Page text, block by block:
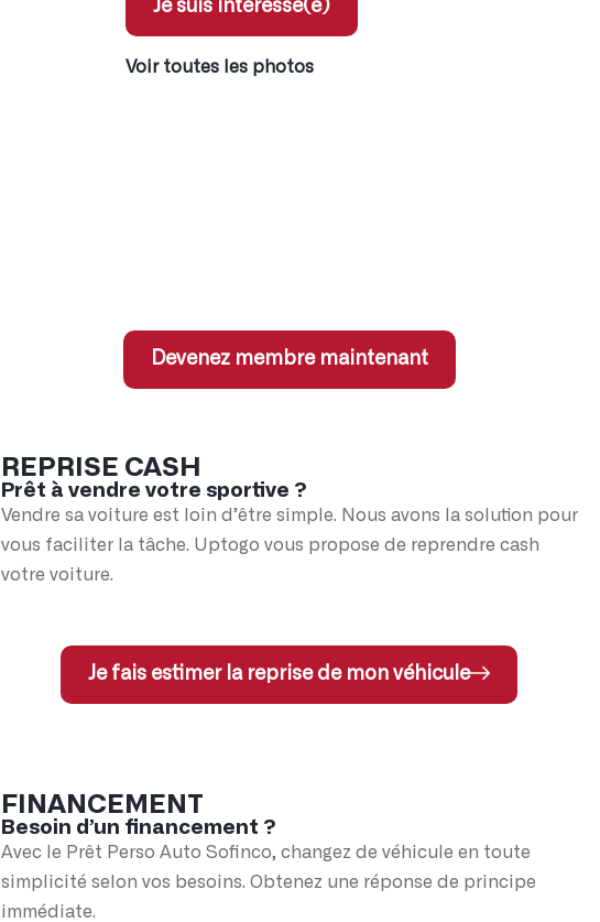
Je suis intéressé(e)
Voir toutes les photos
Devenez membre maintenant
REPRISE CASH
Prêt à vendre votre sportive ?
Vendre sa voiture est loin d’être simple. Nous avons la solution pour
vous faciliter la tâche. Uptogo vous propose de reprendre cash
votre voiture.
Je fais estimer la reprise de mon véhicule
FINANCEMENT
Besoin d’un financement ?
Avec le Prêt Perso Auto Sofinco, changez de véhicule en toute
simplicité selon vos besoins. Obtenez une réponse de principe
immédiate.